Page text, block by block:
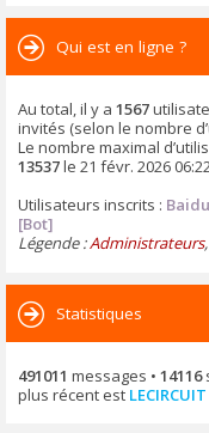
Qui est en ligne ?
Au total, il y a 1567
invités (selon le nombre
Le nombre maximal
13537le 21 févr. 2026
Utilisateurs inscrits :
[Bot]
Légende :Administrateurs,
Statistiques
491011 messages • 14116
plus récent est LECIRCUIT